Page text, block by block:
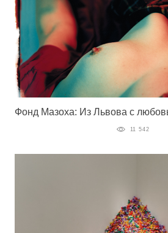
Фонд Мазоха: Из Львова с
11 542